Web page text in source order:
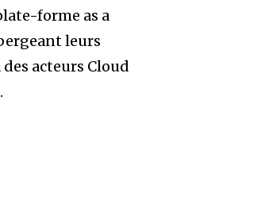
forme as a
leurs
acteurs Cloud